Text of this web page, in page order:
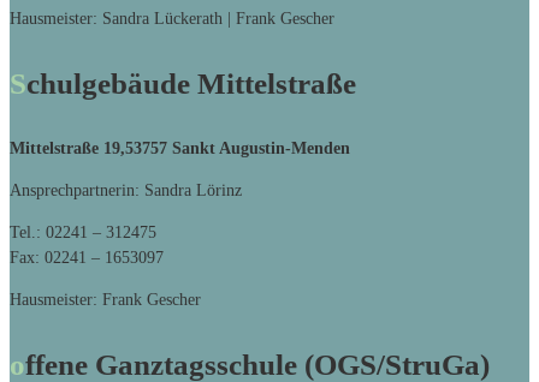
Hausmeister: Sandra Lückerath | Frank Gescher
Schulgebäude Mittelstraße
Mittelstraße 19,53757 Sankt Augustin-Menden
Ansprechpartnerin: Sandra Lörinz
Tel.: 02241 – 312475
Fax: 02241 – 1653097
Hausmeister: Frank Gescher
offene Ganztagsschule (OGS/StruGa)